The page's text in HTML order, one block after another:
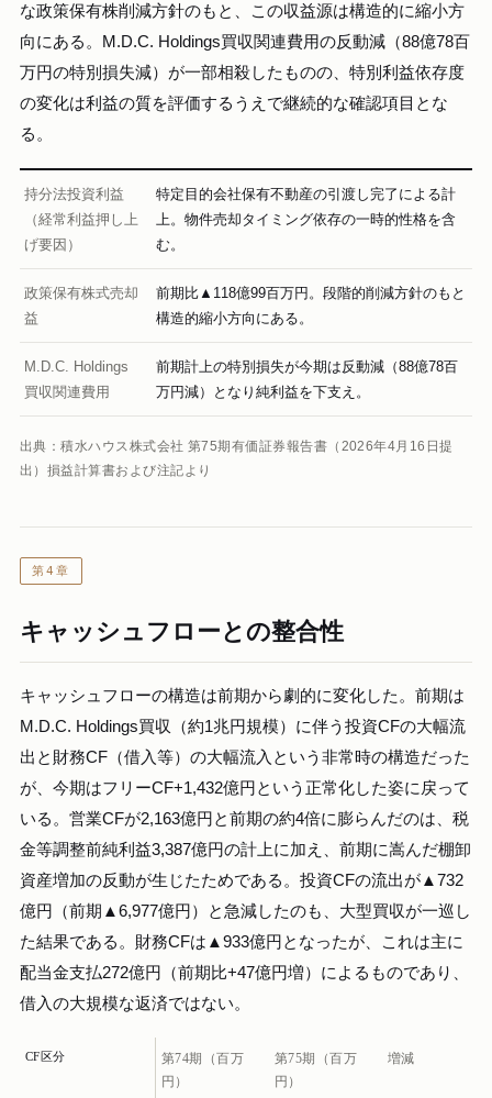
な政策保有株削減方針のもと、この収益源は構造的に縮小方
向にある。M.D.C. Holdings買収関連費用の反動減（88億78百
万円の特別損失減）が一部相殺したものの、特別利益依存度
の変化は利益の質を評価するうえで継続的な確認項目とな
る。
持分法投資利益
（経常利益押し上
げ要因）
特定目的会社保有不動産の引渡し完了による計
上。物件売却タイミング依存の一時的性格を含
む。
政策保有株式売却
益
前期比▲118億99百万円。段階的削減方針のもと
構造的縮小方向にある。
M.D.C. Holdings
買収関連費用
前期計上の特別損失が今期は反動減（88億78百
万円減）となり純利益を下支え。
出典：積水ハウス株式会社 第75期有価証券報告書（2026年4月16日提
出）損益計算書および注記より
第4章
キャッシュフローとの整合性
キャッシュフローの構造は前期から劇的に変化した。前期は
M.D.C. Holdings買収（約1兆円規模）に伴う投資CFの大幅流
出と財務CF（借入等）の大幅流入という非常時の構造だった
が、今期はフリーCF+1,432億円という正常化した姿に戻って
いる。営業CFが2,163億円と前期の約4倍に膨らんだのは、税
金等調整前純利益3,387億円の計上に加え、前期に嵩んだ棚卸
資産増加の反動が生じたためである。投資CFの流出が▲732
億円（前期▲6,977億円）と急減したのも、大型買収が一巡し
た結果である。財務CFは▲933億円となったが、これは主に
配当金支払272億円（前期比+47億円増）によるものであり、
借入の大規模な返済ではない。
CF区分
第74期（百万
円）
第75期（百万
円）
増減